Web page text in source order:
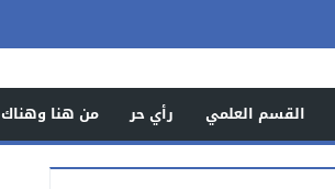
القسم العلمي رأي حر من هنا وهناك